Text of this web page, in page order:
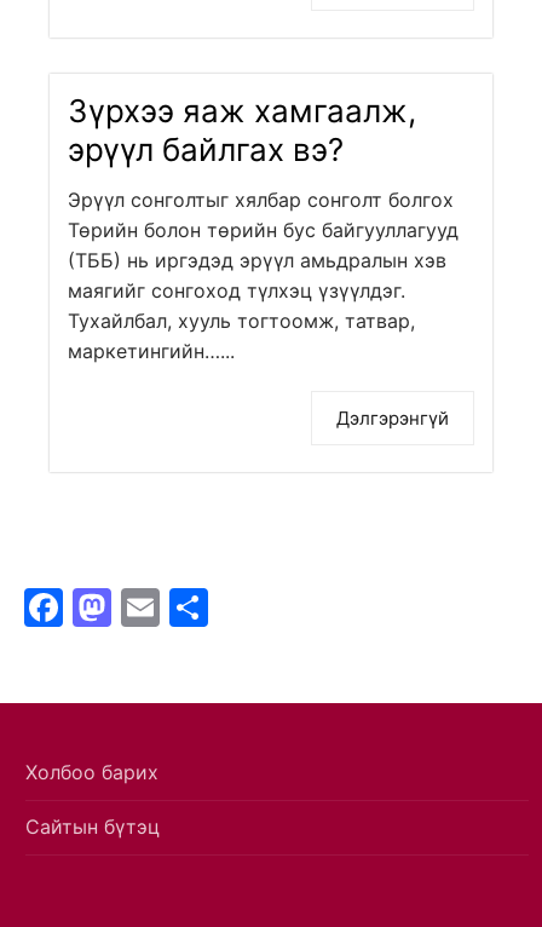
Зүрхээ яаж хамгаалж,
эрүүл байлгах вэ?
Эрүүл сонголтыг хялбар сонголт болгох
Төрийн болон төрийн бус байгууллагууд
(ТББ) нь иргэдэд эрүүл амьдралын хэв
маягийг сонгоход түлхэц үзүүлдэг.
Тухайлбал, хууль тогтоомж, татвар,
маркетингийн…...
Дэлгэрэнгүй
Facebook
Mastodon
Email
Холбоо барих
Сайтын бүтэц